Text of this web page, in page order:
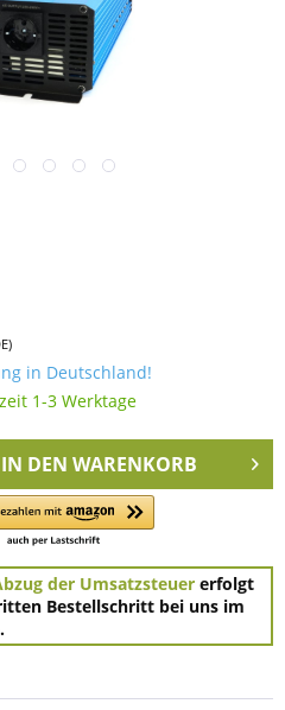
in Deutschland!
1-3 Werktage
IN DEN WARENKORB
der Umsatzsteuer erfolgt
Bestellschritt bei uns im